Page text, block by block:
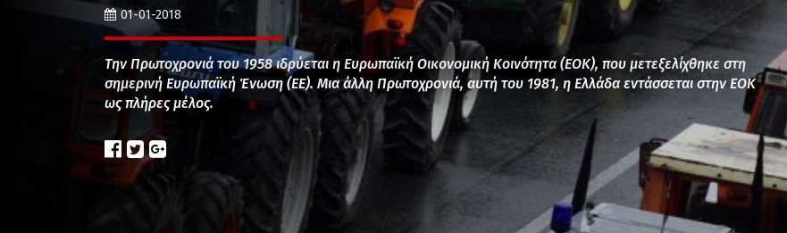
01-01-2018
Την Πρωτοχρονιά του 1958 ιδρύεται η Ευρωπαϊκή Οικονομική Κοινότητα (ΕΟΚ), που μετεξελίχθηκε στη
σημερινή Ευρωπαϊκή Ένωση (ΕΕ). Μια άλλη Πρωτοχρονιά, αυτή του 1981, η Ελλάδα εντάσσεται στην ΕΟΚ
ως πλήρες μέλος.